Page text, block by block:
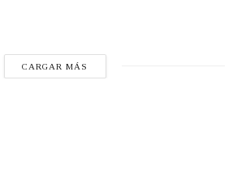
CARGAR MÁS